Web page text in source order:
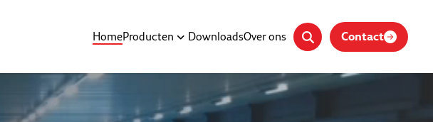
HomeProducten DownloadsOver ons Contact